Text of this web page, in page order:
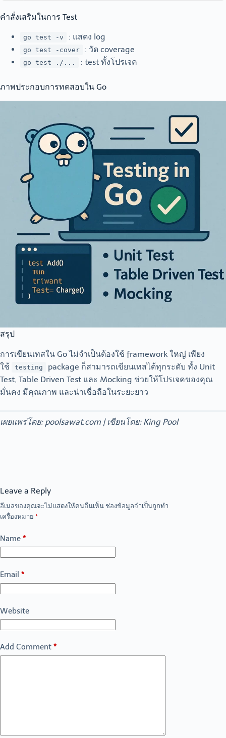
คำสั่งเสริมในการ Test
go test -v : แสดง log
go test -cover : วัด coverage
go test ./... : test ทั้งโปรเจค
ภาพประกอบการทดสอบใน Go
สรุป
การเขียนเทสใน Go ไม่จำเป็นต้องใช้ framework ใหญ่ เพียง
ใช้
testing
package ก็สามารถเขียนเทสได้ทุกระดับ ทั้ง Unit
Test, Table Driven Test และ Mocking ช่วยให้โปรเจคของคุณ
มั่นคง มีคุณภาพ และน่าเชื่อถือในระยะยาว
เผยแพร่โดย: poolsawat.com | เขียนโดย: King Pool
Leave a Reply
อีเมลของคุณจะไม่แสดงให้คนอื่นเห็น ช่องข้อมูลจำเป็นถูกทำ
เครื่องหมาย *
Name *
Email *
Website
Add Comment *